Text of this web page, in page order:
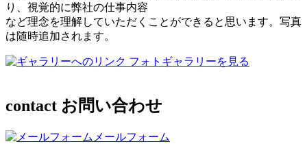
り、視覚的に弊社の仕事内容
など理念を理解していただくことができると思います。写真
は随時追加されます。
フォトギャラリーを見る
contact お問い合わせ
メールフォーム